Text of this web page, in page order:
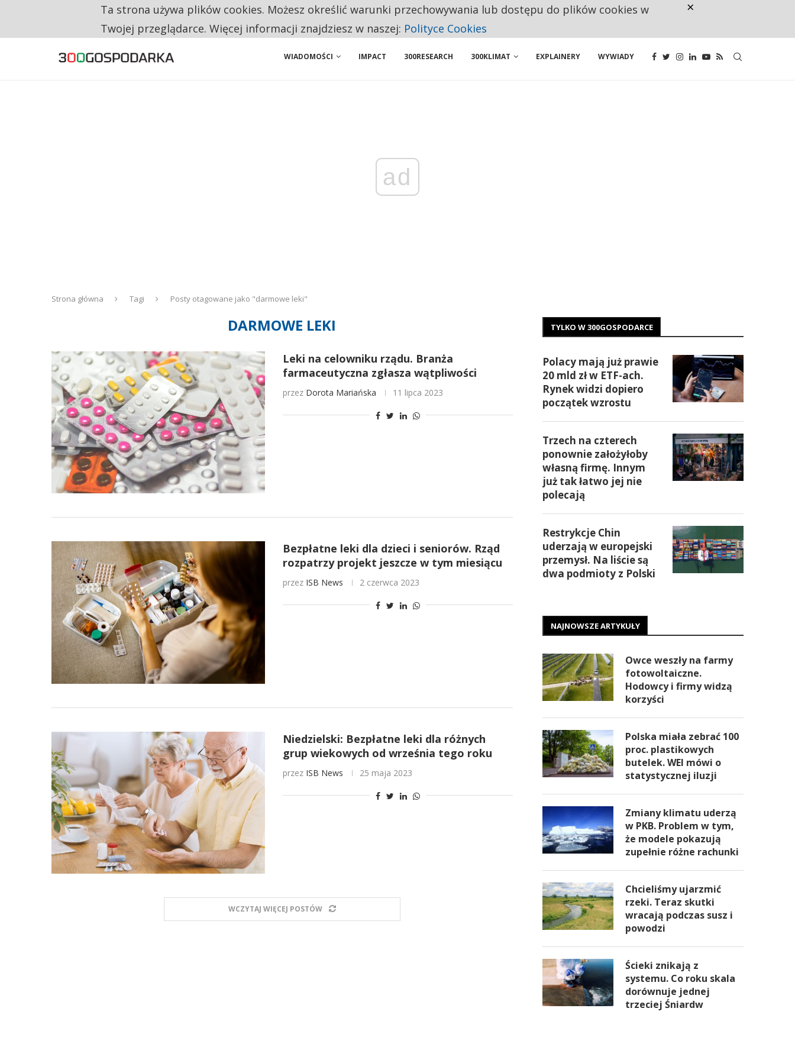
TRZECH NA CZTERECH PONOWNIE ZAŁOŻYŁOBY WŁASNĄ FIRMĘ. INNYM JUŻ TAK ŁATWO JEJ NIE POLECAJĄ
WIADOMOŚCI IMPACT 300RESEARCH 300KLIMAT EXPLAINERY WYWIADY
ad
Strona główna Tagi Posty otagowane jako "darmowe leki"
DARMOWE LEKI
Leki na celowniku rządu. Branża
farmaceutyczna zgłasza wątpliwości
przez Dorota Mariańska 11 lipca 2023
Bezpłatne leki dla dzieci i seniorów. Rząd
rozpatrzy projekt jeszcze w tym miesiącu
przez ISB News 2 czerwca 2023
Niedzielski: Bezpłatne leki dla różnych
grup wiekowych od września tego roku
przez ISB News 25 maja 2023
WCZYTAJ WIĘCEJ POSTÓW
TYLKO W 300GOSPODARCE
Polacy mają już prawie
20 mld zł w ETF-ach.
Rynek widzi dopiero
początek wzrostu
Trzech na czterech
ponownie założyłoby
własną firmę. Innym
już tak łatwo jej nie
polecają
Restrykcje Chin
uderzają w europejski
przemysł. Na liście są
dwa podmioty z Polski
NAJNOWSZE ARTYKUŁY
Owce weszły na farmy
fotowoltaiczne.
Hodowcy i firmy widzą
korzyści
Polska miała zebrać 100
proc. plastikowych
butelek. WEI mówi o
statystycznej iluzji
Zmiany klimatu uderzą
w PKB. Problem w tym,
że modele pokazują
zupełnie różne rachunki
Chcieliśmy ujarzmić
rzeki. Teraz skutki
wracają podczas susz i
powodzi
Ścieki znikają z
systemu. Co roku skala
dorównuje jednej
trzeciej Śniardw
Ta strona używa plików cookies. Możesz określić warunki przechowywania lub dostępu do plików cookies w
Twojej przeglądarce. Więcej informacji znajdziesz w naszej: Polityce Cookies
×